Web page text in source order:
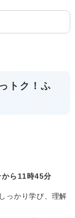
トク！ふ
ら11時45分
っかり学び、理解